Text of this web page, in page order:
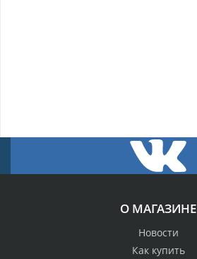
О МАГАЗИНЕ
Новости
Как купить